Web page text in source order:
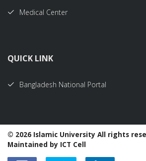
Medical Center
QUICK LINK
Bangladesh National Portal
© 2026 Islamic University All rights
Maintained by ICT Cell